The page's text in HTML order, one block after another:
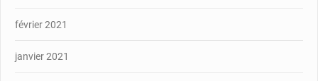
février 2021
janvier 2021